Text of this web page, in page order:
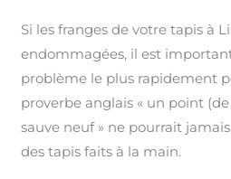
Si les franges de votre tapis à
endommagées, il est
problème le plus rapidement
proverbe anglais « un point
sauve neuf » ne pourrait
des tapis faits à la main.